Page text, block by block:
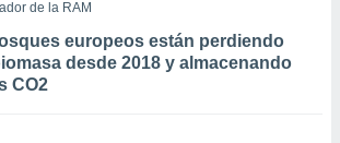
de la RAM
europeos están perdiendo
desde 2018 y almacenando
CO2